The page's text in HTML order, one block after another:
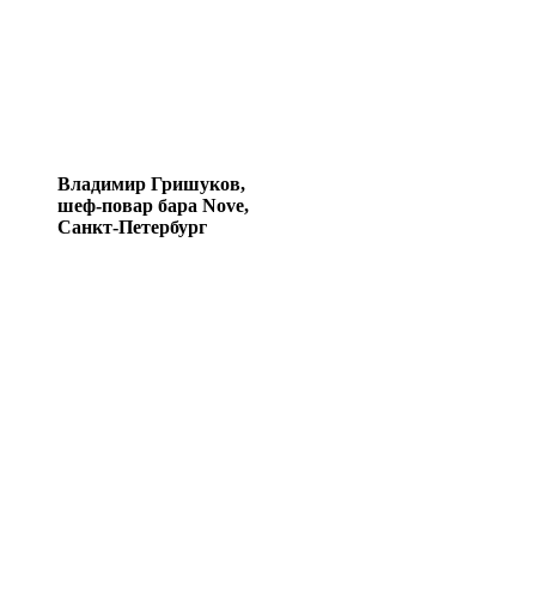
Владимир Гришуков,
шеф-повар бара Nove,
Санкт-Петербург